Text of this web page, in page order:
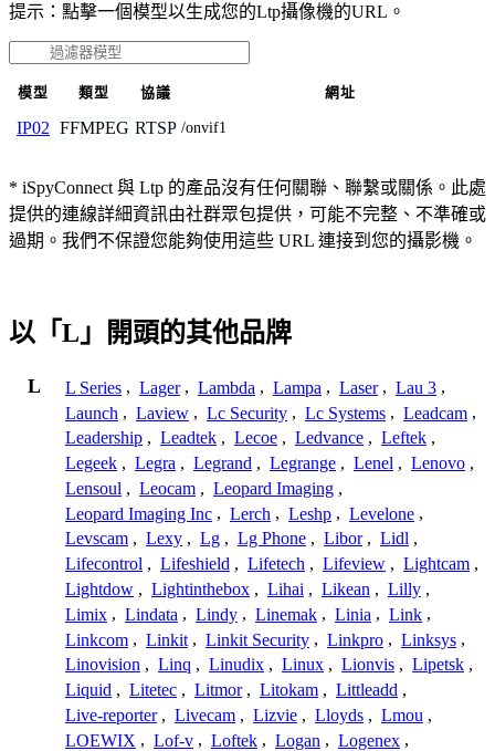
提示：點擊一個模型以生成您的Ltp攝像機的URL。
模型 類型 協議 網址
IP02 FFMPEG RTSP /onvif1
* iSpyConnect 與 Ltp 的產品沒有任何關聯、聯繫或關係。此處
提供的連線詳細資訊由社群眾包提供，可能不完整、不準確或
過期。我們不保證您能夠使用這些 URL 連接到您的攝影機。
以「L」開頭的其他品牌
L L Series , Lager , Lambda , Lampa , Laser , Lau 3 ,
Launch , Laview , Lc Security , Lc Systems , Leadcam ,
Leadership , Leadtek , Lecoe , Ledvance , Leftek ,
Legeek , Legra , Legrand , Legrange , Lenel , Lenovo ,
Lensoul , Leocam , Leopard Imaging ,
Leopard Imaging Inc , Lerch , Leshp , Levelone ,
Levscam , Lexy , Lg , Lg Phone , Libor , Lidl ,
Lifecontrol , Lifeshield , Lifetech , Lifeview , Lightcam ,
Lightdow , Lightinthebox , Lihai , Likean , Lilly ,
Limix , Lindata , Lindy , Linemak , Linia , Link ,
Linkcom , Linkit , Linkit Security , Linkpro , Linksys ,
Linovision , Linq , Linudix , Linux , Lionvis , Lipetsk ,
Liquid , Litetec , Litmor , Litokam , Littleadd ,
Live-reporter , Livecam , Lizvie , Lloyds , Lmou ,
LOEWIX , Lof-v , Loftek , Logan , Logenex ,